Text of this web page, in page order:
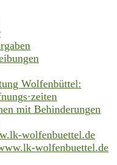
Wolfenbüttel:
mit Behinderungen
wolfenbuettel.de
wolfenbuettel.de